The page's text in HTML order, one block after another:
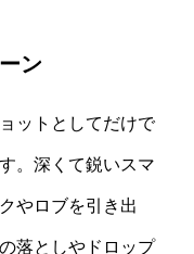
ン
ットとしてだけで
。深くて鋭いスマ
やロブを引き出
落としやドロップ